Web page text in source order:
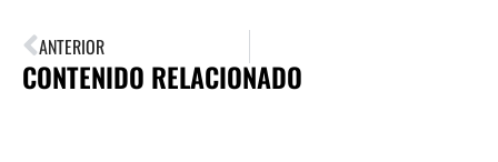
ANTERIOR
CONTENIDO RELACIONADO